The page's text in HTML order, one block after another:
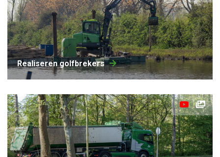
Realiseren golfbrekers